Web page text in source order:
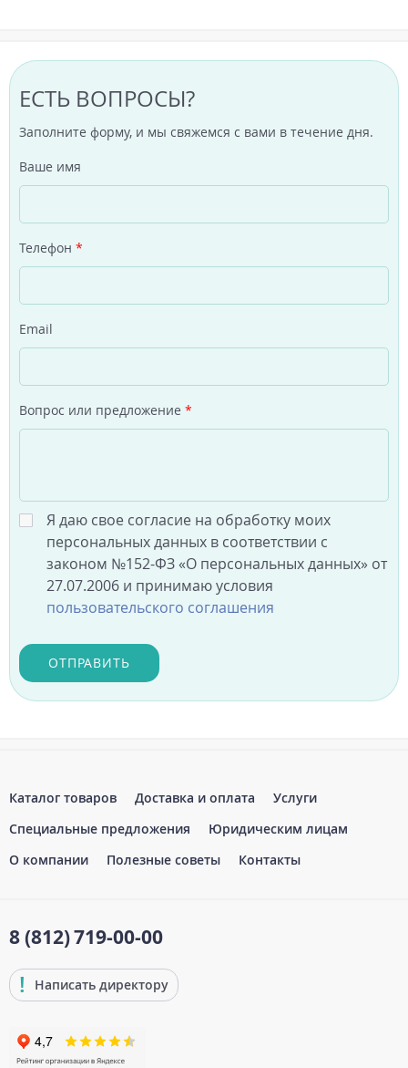
ЕСТЬ ВОПРОСЫ?
Заполните форму, и мы свяжемся с вами в течение дня.
Ваше имя
Телефон *
Email
Вопрос или предложение *
Я даю свое согласие на обработку моих
персональных данных в соответствии с
законом №152-ФЗ «О персональных данных» от
27.07.2006 и принимаю условия
пользовательского соглашения
ОТПРАВИТЬ
Каталог товаров Доставка и оплата
Услуги
Специальные предложения
Юридическим лицам
О компании
Полезные советы Контакты
8 (812)719-00-00
Написать директору